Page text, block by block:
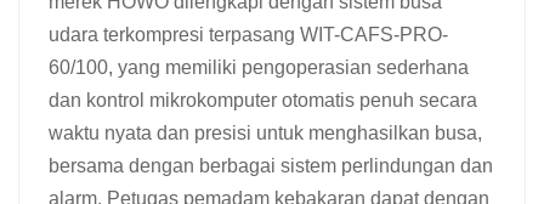
udara terkompresi terpasang WIT-CAFS-PRO-
60/100, yang memiliki pengoperasian sederhana
dan kontrol mikrokomputer otomatis penuh secara
waktu nyata dan presisi untuk menghasilkan busa,
bersama dengan berbagai sistem perlindungan dan
alarm. Petugas pemadam kebakaran dapat dengan